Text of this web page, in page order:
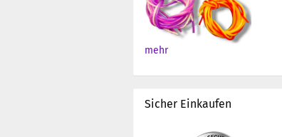
mehr
Sicher Einkaufen